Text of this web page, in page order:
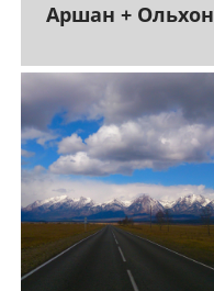
Аршан + Ольхон